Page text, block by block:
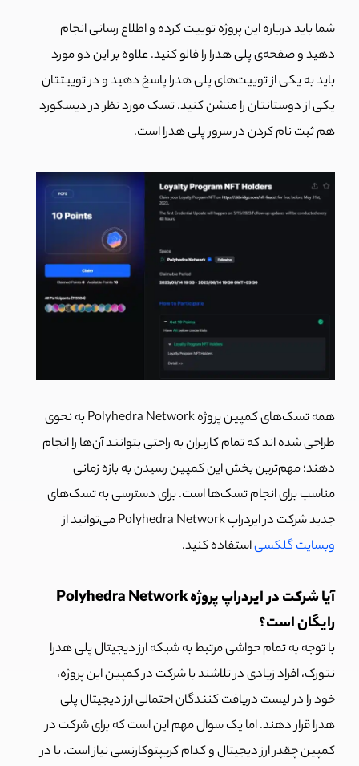
شما باید درباره این پروژه توییت کرده و اطلاع رسانی انجام
دهید و صفحه‌ی پلی هدرا را فالو کنید. علاوه بر این دو مورد
باید به یکی از توییت‌های پلی هدرا پاسخ دهید و در توییتتان
یکی از دوستانتان را منشن کنید. تسک مورد نظر در دیسکورد
هم ثبت نام کردن در سرور پلی هدرا است.
همه تسک‌‌های کمپین پروژه Polyhedra Network به نحوی
طراحی شده اند که تمام کاربران به راحتی بتوانند آن‌ها را انجام
دهند؛ مهم‌ترین بخش این کمپین رسیدن به بازه زمانی
مناسب برای انجام تسک‌ها است. برای دسترسی به تسک‌های
جدید شرکت در ایردراپ Polyhedra Network می‌توانید از
وبسایت گلکسیاستفاده کنید.
آیا شرکت در ایردراپ پروژه Polyhedra Network
رایگان است؟
با توجه به تمام حواشی مرتبط به شبکه ارز دیجیتال پلی هدرا
نتورک، افراد زیادی در تلاشند با شرکت در کمپین این پروژه،
خود را در لیست دریافت کنندگان احتمالی ارز دیجیتال پلی
هدرا قرار دهند. اما یک سوال مهم این است که برای شرکت در
کمپین چقدر ارز دیجیتال و کدام کریپتوکارنسی نیاز است. با در